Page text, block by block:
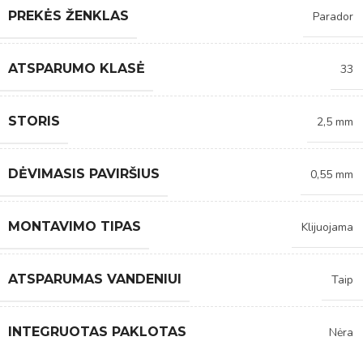
PREKĖS ŽENKLAS Parador
ATSPARUMO KLASĖ 33
STORIS 2,5 mm
DĖVIMASIS PAVIRŠIUS 0,55 mm
MONTAVIMO TIPAS Klijuojama
ATSPARUMAS VANDENIUI Taip
INTEGRUOTAS PAKLOTAS Nėra